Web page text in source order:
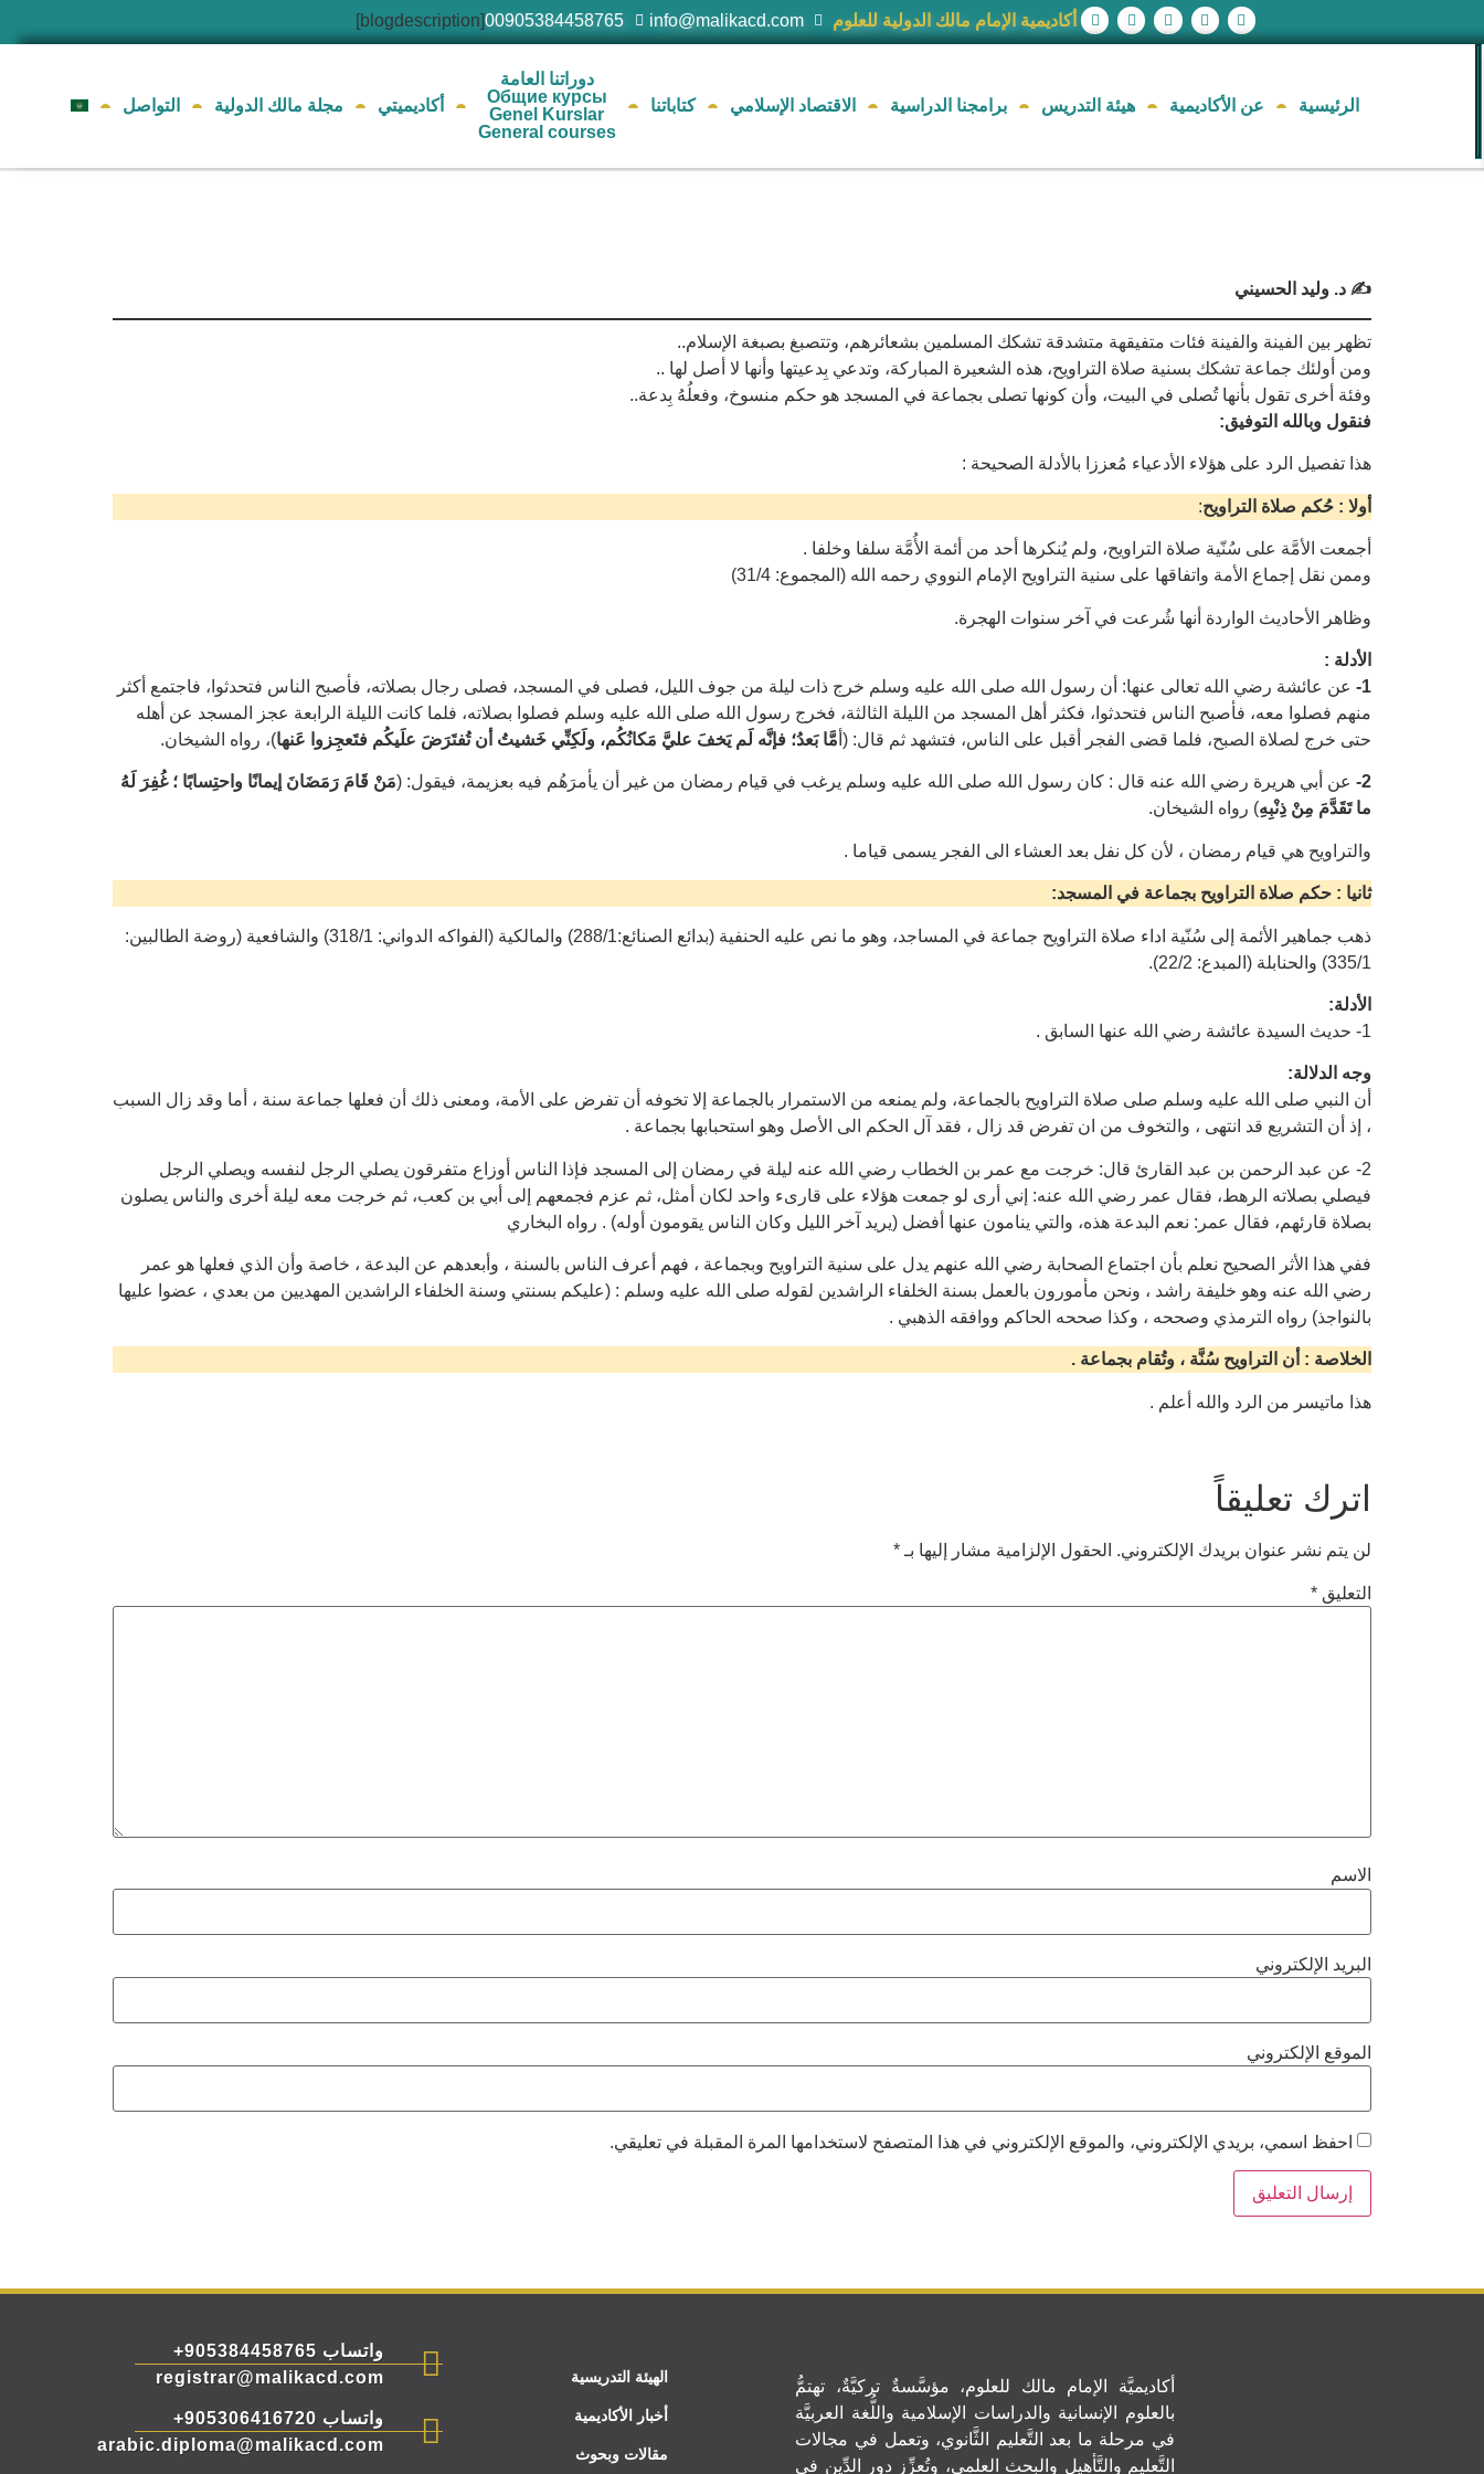
[blogdescription] أكاديمية الإمام مالك الدولية للعلوم info@malikacd.com
00905384458765
الرئيسية عن الأكاديمية هيئة التدريس برامجنا الدراسية الاقتصاد الإسلامي كتاباتنا
دوراتنا العامة
Общие курсы
Genel Kurslar
General courses
أكاديميتي مجلة مالك الدولية التواصل
✍️ د. وليد الحسيني
تظهر بين الفينة والفينة فئات متفيقهة متشدقة تشكك المسلمين بشعائرهم، وتتصبغ بصبغة الإسلام..
ومن أولئك جماعة تشكك بسنية صلاة التراويح، هذه الشعيرة المباركة، وتدعي بِدعيتها وأنها لا أصل لها ..
وفئة أخرى تقول بأنها تُصلى في البيت، وأن كونها تصلى بجماعة في المسجد هو حكم منسوخ، وفعلُهُ بِدعة..
فنقول وبالله التوفيق:
هذا تفصيل الرد على هؤلاء الأدعياء مُعززا بالأدلة الصحيحة :
أولا : حُكم صلاة التراويح:
أجمعت الأمَّة على سُنّية صلاة التراويح، ولم يُنكرها أحد من أئمة الأُمَّة سلفا وخلفا .
وممن نقل إجماع الأمة واتفاقها على سنية التراويح الإمام النووي رحمه الله (المجموع: 31/4)
وظاهر الأحاديث الواردة أنها شُرعت في آخر سنوات الهجرة.
الأدلة :
1-
عن عائشة رضي الله تعالى عنها: أن رسول الله صلى الله عليه وسلم خرج ذات ليلة من جوف الليل، فصلى في المسجد، فصلى رجال بصلاته، فأصبح الناس فتحدثوا، فاجتمع أكثر
منهم فصلوا معه، فأصبح الناس فتحدثوا، فكثر أهل المسجد من الليلة الثالثة، فخرج رسول الله صلى الله عليه وسلم فصلوا بصلاته، فلما كانت الليلة الرابعة عجز المسجد عن أهله
حتى خرج لصلاة الصبح، فلما قضى الفجر أقبل على الناس، فتشهد ثم قال: (أ مَّا بَعدُ؛ فإنَّه لَم يَخفَ عليَّ مَكانُكُم، ولَكِنِّي خَشيتُ أن تُفتَرَضَ علَيكُم فتَعجِزوا عَنها)، رواه الشيخان.
2- عن أبي هريرة رضي الله عنه قال : كان رسول الله صلى الله عليه وسلم يرغب في قيام رمضان من غير أن يأمرَهُم فيه بعزيمة، فيقول: (مَنْ قَامَ رَمَضَانَ إيمانًا واحتِسابًا ؛ غُفِرَ لَهُ
ما تَقَدَّمَ مِنْ ذِنْبِهِ) رواه الشيخان.
والتراويح هي قيام رمضان ، لأن كل نفل بعد العشاء الى الفجر يسمى قياما .
ثانيا : حكم صلاة التراويح بجماعة في المسجد:
ذهب جماهير الأئمة إلى سُنّية اداء صلاة التراويح جماعة في المساجد، وهو ما نص عليه الحنفية (بدائع الصنائع:288/1) والمالكية (الفواكه الدواني: 318/1) والشافعية (روضة الطالبين:
335/1) والحنابلة (المبدع: 22/2).
الأدلة:
1- حديث السيدة عائشة رضي الله عنها السابق .
وجه الدلالة:
أن النبي صلى الله عليه وسلم صلى صلاة التراويح بالجماعة، ولم يمنعه من الاستمرار بالجماعة إلا تخوفه أن تفرض على الأمة، ومعنى ذلك أن فعلها جماعة سنة ، أما وقد زال السبب
، إذ أن التشريع قد انتهى ، والتخوف من ان تفرض قد زال ، فقد آل الحكم الى الأصل وهو استحبابها بجماعة .
2- عن عبد الرحمن بن عبد القارئ قال: خرجت مع عمر بن الخطاب رضي الله عنه ليلة في رمضان إلى المسجد فإذا الناس أوزاع متفرقون يصلي الرجل لنفسه ويصلي الرجل
فيصلي بصلاته الرهط، فقال عمر رضي الله عنه: إني أرى لو جمعت هؤلاء على قارىء واحد لكان أمثل، ثم عزم فجمعهم إلى أبي بن كعب، ثم خرجت معه ليلة أخرى والناس يصلون
بصلاة قارئهم، فقال عمر: نعم البدعة هذه، والتي ينامون عنها أفضل (يريد آخر الليل وكان الناس يقومون أوله) . رواه البخاري
ففي هذا الأثر الصحيح نعلم بأن اجتماع الصحابة رضي الله عنهم يدل على سنية التراويح وبجماعة ، فهم أعرف الناس بالسنة ، وأبعدهم عن البدعة ، خاصة وأن الذي فعلها هو عمر
رضي الله عنه وهو خليفة راشد ، ونحن مأمورون بالعمل بسنة الخلفاء الراشدين لقوله صلى الله عليه وسلم : (عليكم بسنتي وسنة الخلفاء الراشدين المهديين من بعدي ، عضوا عليها
بالنواجذ) رواه الترمذي وصححه ، وكذا صححه الحاكم ووافقه الذهبي .
الخلاصة : أن التراويح سُنَّة ، وتُقام بجماعة .
هذا ماتيسر من الرد والله أعلم .
اترك تعليقاً
لن يتم نشر عنوان بريدك الإلكتروني. الحقول الإلزامية مشار إليها بـ *
التعليق *
الاسم
البريد الإلكتروني
الموقع الإلكتروني
احفظ اسمي، بريدي الإلكتروني، والموقع الإلكتروني في هذا المتصفح لاستخدامها المرة المقبلة في تعليقي.
أكاديميَّة الإمام مالك للعلوم، مؤسَّسةٌ تركيَّةٌ، تهتمُّ
بالعلوم الإنسانية والدراسات الإسلامية واللُّغة العربيَّة
في مرحلة ما بعد التَّعليم الثَّانوي، وتعمل في مجالات
التَّعليم والتَّأهيل والبحث العلمي، وتُعزِّز دور الدِّين في
الهيئة التدريسية
أخبار الأكاديمية
مقالات وبحوث
واتساب 905384458765+
registrar@malikacd.com
واتساب 905306416720+
arabic.diploma@malikacd.com